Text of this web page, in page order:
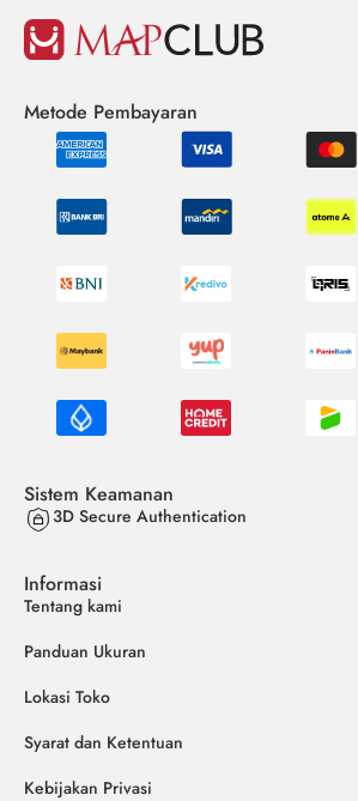
Metode Pembayaran
Sistem Keamanan
3D Secure Authentication
Informasi
Tentang kami
Panduan Ukuran
Lokasi Toko
Syarat dan Ketentuan
Kebijakan Privasi